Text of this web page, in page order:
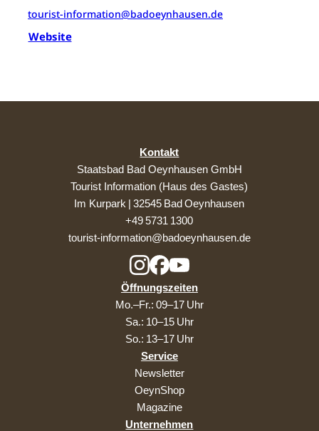
tourist-information@badoeynhausen.de
Website
Kontakt
Staatsbad Bad Oeynhausen GmbH
Tourist Information (Haus des Gastes)
Im Kurpark | 32545 Bad Oeynhausen
+49 5731 1300
tourist-information@badoeynhausen.de
Öffnungszeiten
Mo.–Fr.: 09–17 Uhr
Sa.: 10–15 Uhr
So.: 13–17 Uhr
Service
Newsletter
OeynShop
Magazine
Unternehmen